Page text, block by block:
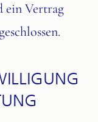
ein Vertrag